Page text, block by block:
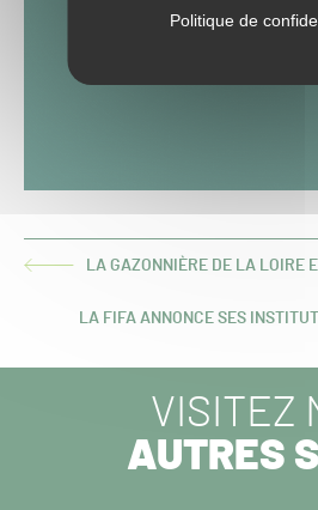
Politique de
ARTICLE LA GAZONNIÈRE DE LA LOIRE
ARTICLE
LA FIFA ANNONCE SES
VISITEZ
AUTRES